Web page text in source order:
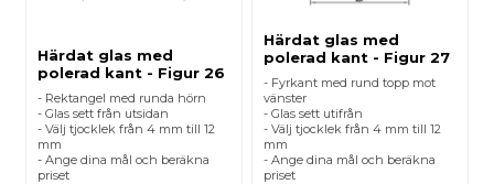
Härdat glas med
polerad kant - Figur 26
- Rektangel med runda hörn
- Glas sett från utsidan
- Välj tjocklek från 4 mm till 12
mm
- Ange dina mål och beräkna
priset
Härdat glas med
polerad kant - Figur 27
- Fyrkant med rund topp mot
vänster
- Glas sett utifrån
- Välj tjocklek från 4 mm till 12
mm
- Ange dina mål och beräkna
priset